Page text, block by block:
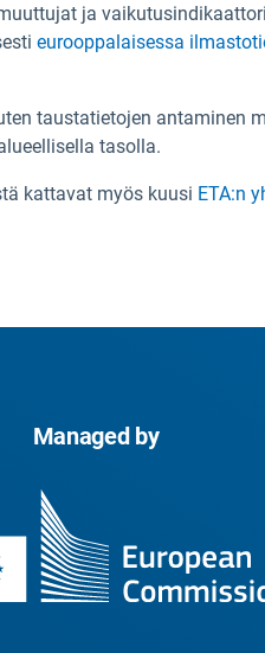
ja
eurooppalaisessa
taustatietojen antaminen
tasolla.
kattavat myös kuusi ETA:n
Managed by